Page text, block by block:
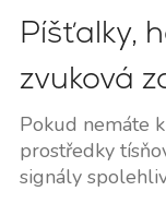
Píšťalky,
zvuková
Pokud nemáte
prostředky
signály